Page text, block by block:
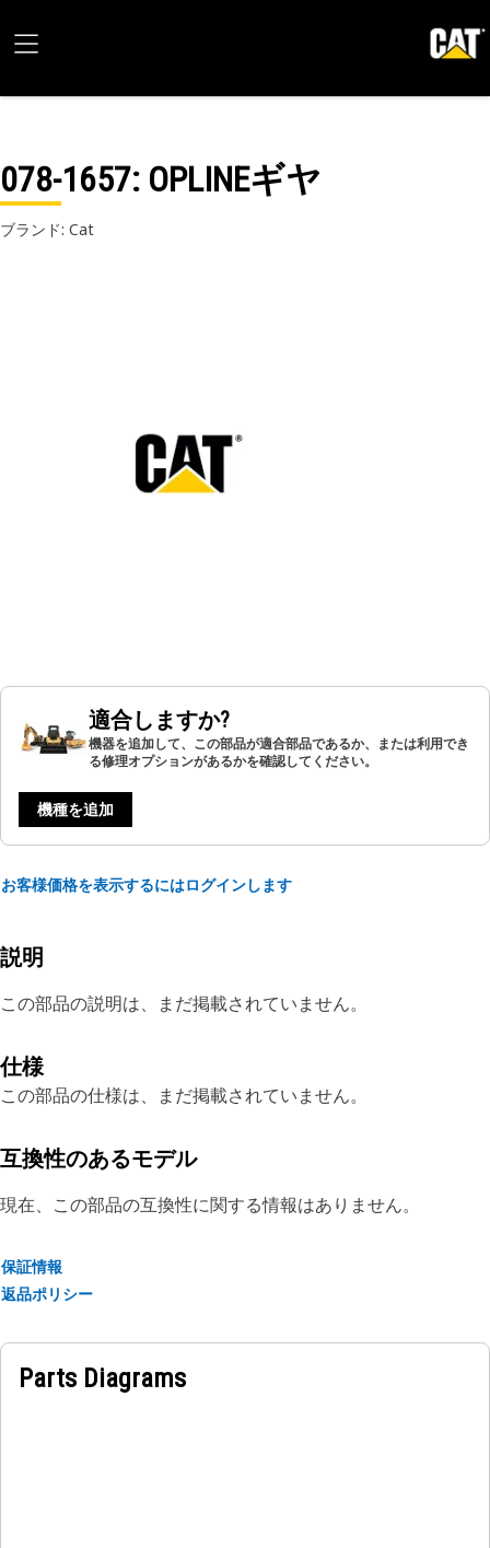
078-1657: OPLINEギヤ
ブランド: Cat
適合しますか?
機器を追加して、この部品が適合部品であるか、または利用でき
る修理オプションがあるかを確認してください。
機種を追加
お客様価格を表示するにはログインします
説明
この部品の説明は、まだ掲載されていません。
仕様
この部品の仕様は、まだ掲載されていません。
互換性のあるモデル
現在、この部品の互換性に関する情報はありません。
保証情報
返品ポリシー
Parts Diagrams